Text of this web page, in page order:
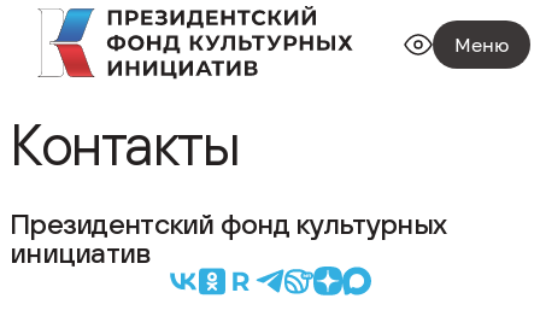
Меню
Контакты
Президентский фонд культурных
инициатив